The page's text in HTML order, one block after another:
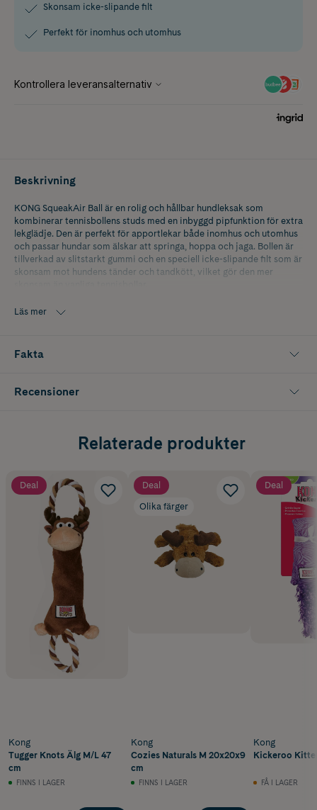
Skonsam icke-slipande filt
Perfekt för inomhus och utomhus
Beskrivning
KONG SqueakAir Ball är en rolig och hållbar hundleksak som
kombinerar tennisbollens studs med en inbyggd pipfunktion för extra
lekglädje. Den är perfekt för apportlekar både inomhus och utomhus
och passar hundar som älskar att springa, hoppa och jaga. Bollen är
tillverkad av slitstarkt gummi och en speciell icke-slipande filt som är
skonsam mot hundens tänder och tandkött, vilket gör den mer
Med sin kombination av studs och pipljud håller den hunden
Läs mer
Fakta
Recensioner
Relaterade produkter
Deal
Kong
Tugger Knots Älg M/L 47
cm
FINNS I LAGER
Deal
Olika färger
Kong
Cozies Naturals M 20x20x9
cm
FINNS I LAGER
Deal
Kong
Kickeroo
FÅ I LAGER